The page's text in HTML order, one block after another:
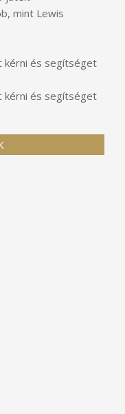
mint Lewis
kérni és segítséget
kérni és segítséget